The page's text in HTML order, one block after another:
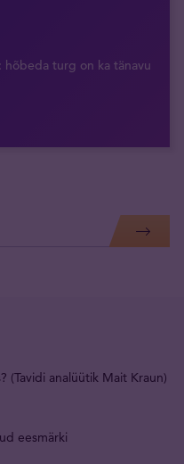
hõbeda turg on ka tänavu
(Tavidi analüütik Mait Kraun)
eesmärki